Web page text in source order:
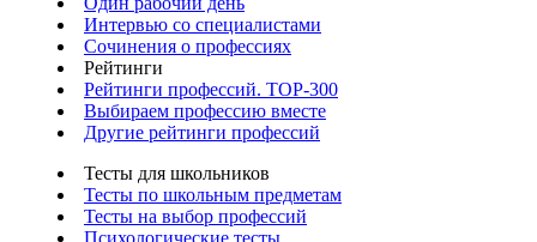
Интервью со специалистами
Сочинения о профессиях
Рейтинги
Рейтинги профессий. TOP-300
Выбираем профессию вместе
Другие рейтинги профессий
Тесты для школьников
Тесты по школьным предметам
Тесты на выбор профессий
Психологические тесты